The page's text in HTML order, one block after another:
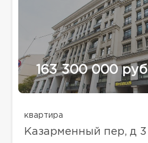
163 300 000 руб
квартира
Казарменный пер, д 3